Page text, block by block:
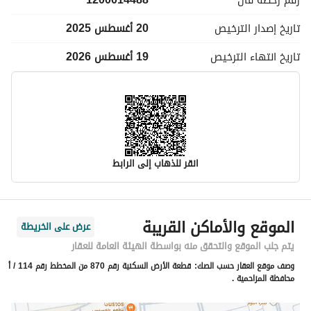
تاريخ إصدار الترخيص
20 أغسطس 2025
تاريخ انتهاء الترخيص 19 أغسطس 2026
انقر للذهاب إلى الرابط
معلومات مسؤول الإعلان
اسم المسؤول
-
رقم المسؤول
-
الموقع والأماكن القريبة
عرض على الخريطة
يتم جلب الموقع والتحقق منه بواسطة الهيئة العامة للعقار
وصف موقع العقار حسب الصك:
قطعة الأرض السكنية رقم 870 من المخطط رقم 114 / أ
محافظة المزاحمية .